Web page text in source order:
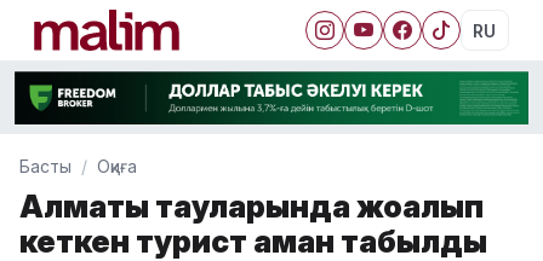
RU
Басты Оқиға
Алматы тауларында жоғалып
кеткен турист аман табылды